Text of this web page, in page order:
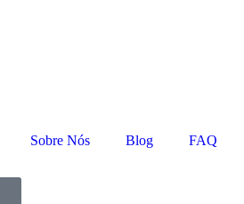
Sobre Nós Blog FAQ